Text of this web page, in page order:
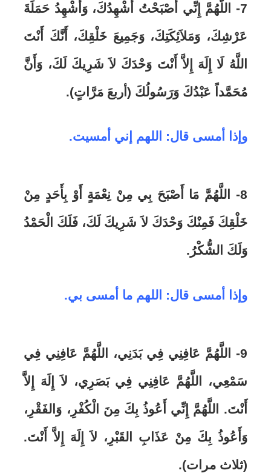
7- اللَّهُمَّ إِنِّي أَصْبَحْتُ أُشْهِدُكَ، وَأُشْهِدُ حَمَلَةَ
عَرْشِكَ، وَمَلاَئِكَتِكَ، وَجَمِيعَ خَلْقِكَ، أَنَّكَ أَنْتَ
اللَّهُ لَا إِلَهَ إِلاَّ أَنْتَ وَحْدَكَ لاَ شَرِيكَ لَكَ، وَأَنَّ
مُحَمَّداً عَبْدُكَ وَرَسُولُكَ (أربعَ مَرَّاتٍ).
وإذا أمسى قال: اللهم إني أمسيت.
8- اللَّهُمَّ مَا أَصْبَحَ بِي مِنْ نِعْمَةٍ أَوْ بِأَحَدٍ مِنْ
خَلْقِكَ فَمِنْكَ وَحْدَكَ لاَ شَرِيكَ لَكَ، فَلَكَ الْحَمْدُ
وَلَكَ الشُّكْرُ.
وإذا أمسى قال: اللهم ما أمسى بي.
9- اللَّهُمَّ عَافِنِي فِي بَدَنِي، اللَّهُمَّ عَافِنِي فِي
سَمْعِي، اللَّهُمَّ عَافِنِي فِي بَصَرِي، لاَ إِلَهَ إِلاَّ
أَنْتَ. اللَّهُمَّ إِنِّي أَعُوذُ بِكَ مِنَ الْكُفْرِ، وَالفَقْرِ،
وَأَعُوذُ بِكَ مِنْ عَذَابِ القَبْرِ، لاَ إِلَهَ إِلاَّ أَنْتَ.
(ثلاث مرات).